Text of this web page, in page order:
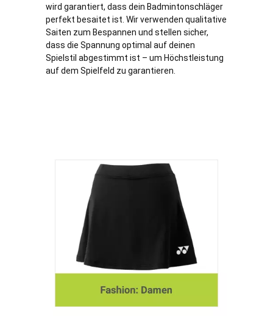
wird garantiert, dass dein Badmintonschläger
perfekt besaitet ist. Wir verwenden qualitative
Saiten zum Bespannen und stellen sicher,
dass die Spannung optimal auf deinen
Spielstil abgestimmt ist – um Höchstleistung
auf dem Spielfeld zu garantieren.